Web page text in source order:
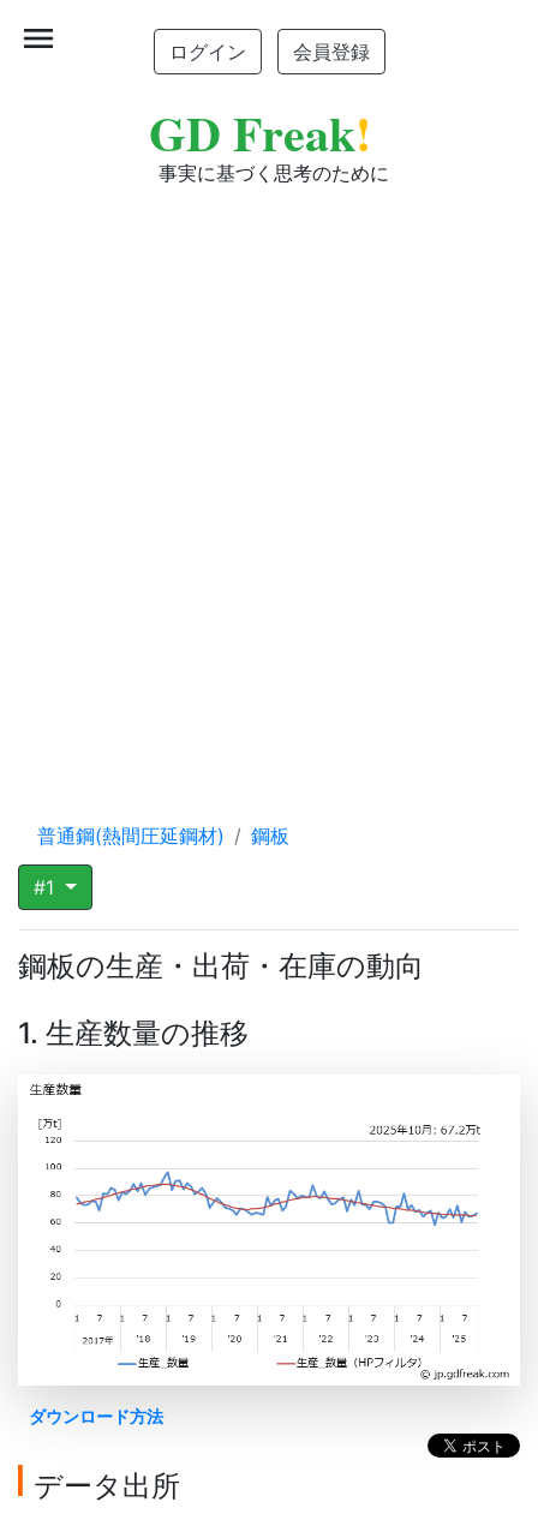
ログイン 会員登録
GD Freak!
事実に基づく思考のために
menu
普通鋼(熱間圧延鋼材) 鋼板
#1
鋼板の生産・出荷・在庫の動向
1. 生産数量の推移
ダウンロード方法
データ出所